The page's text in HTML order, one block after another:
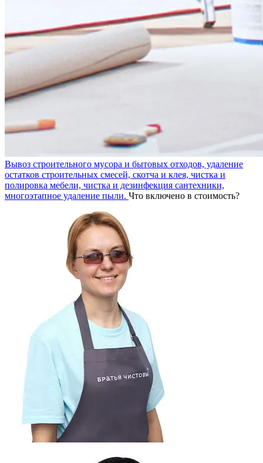
Вывоз строительного мусора и бытовых отходов, удаление
остатков строительных смесей, скотча и клея, чистка и
полировка мебели, чистка и дезинфекция сантехники,
многоэтапное удаление пыли. Что включено в стоимость?